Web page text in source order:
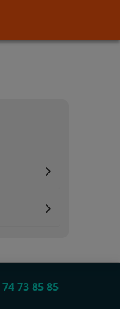
73 85 85